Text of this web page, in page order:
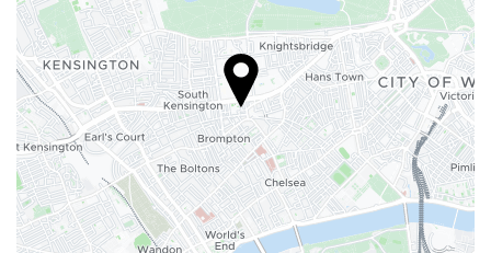
Caja fuerte
Información turística
Comida y bebida
Restaurante
Menú dietético bajo petición
Servicio de habitaciones